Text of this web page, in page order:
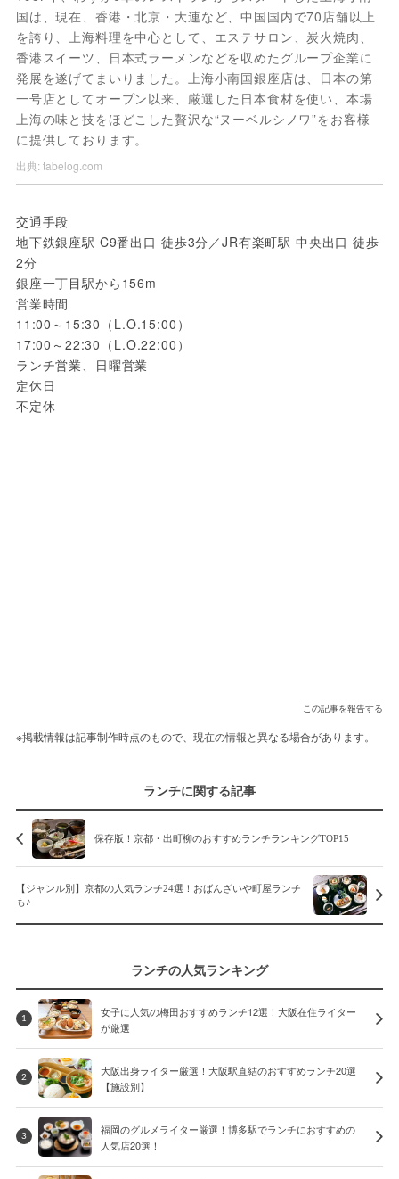
国は、現在、香港・北京・大連など、中国国内で70店舗以上
を誇り、上海料理を中心として、エステサロン、炭火焼肉、
香港スイーツ、日本式ラーメンなどを収めたグループ企業に
発展を遂げてまいりました。上海小南国銀座店は、日本の第
一号店としてオープン以来、厳選した日本食材を使い、本場
上海の味と技をほどこした贅沢な“ヌーベルシノワ”をお客様
に提供しております。
出典: tabelog.com
交通手段
地下鉄銀座駅 C9番出口 徒歩3分／JR有楽町駅 中央出口 徒歩
2分
銀座一丁目駅から156m
営業時間
11:00～15:30（L.O.15:00）
17:00～22:30（L.O.22:00）
ランチ営業、日曜営業
定休日
不定休
この記事を報告する
※掲載情報は記事制作時点のもので、現在の情報と異なる場合があります。
ランチに関する記事
保存版！京都・出町柳のおすすめランチランキングTOP15
【ジャンル別】京都の人気ランチ24選！おばんざいや町屋ランチ
も♪
ランチの人気ランキング
1
女子に人気の梅田おすすめランチ12選！大阪在住ライター
が厳選
2
大阪出身ライター厳選！大阪駅直結のおすすめランチ20選
【施設別】
3
福岡のグルメライター厳選！博多駅でランチにおすすめの
人気店20選！